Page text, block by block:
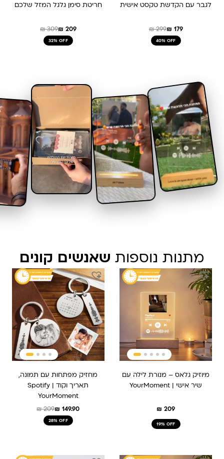
לגבר עם הקדשת טקסט אישית
₪299₪ 179
40% OFF
חריטת סימן גלגל המזל שלכם
₪309₪ 209
32% OFF
מתנות נוספות שאנשים קונים
מיוזיק גלאס – מנורת לילה עם
שיר אישי | YourMoment
₪ 209
19% OFF
מחזיק מפתחות עם תמונה,
תאריך וקוד Spotify |
YourMoment
₪209
המחיר
המקורי
היה:
₪ 209.
₪ 149.90
המחיר
הנוכחי
הוא:
₪ 149.90.
28% OFF